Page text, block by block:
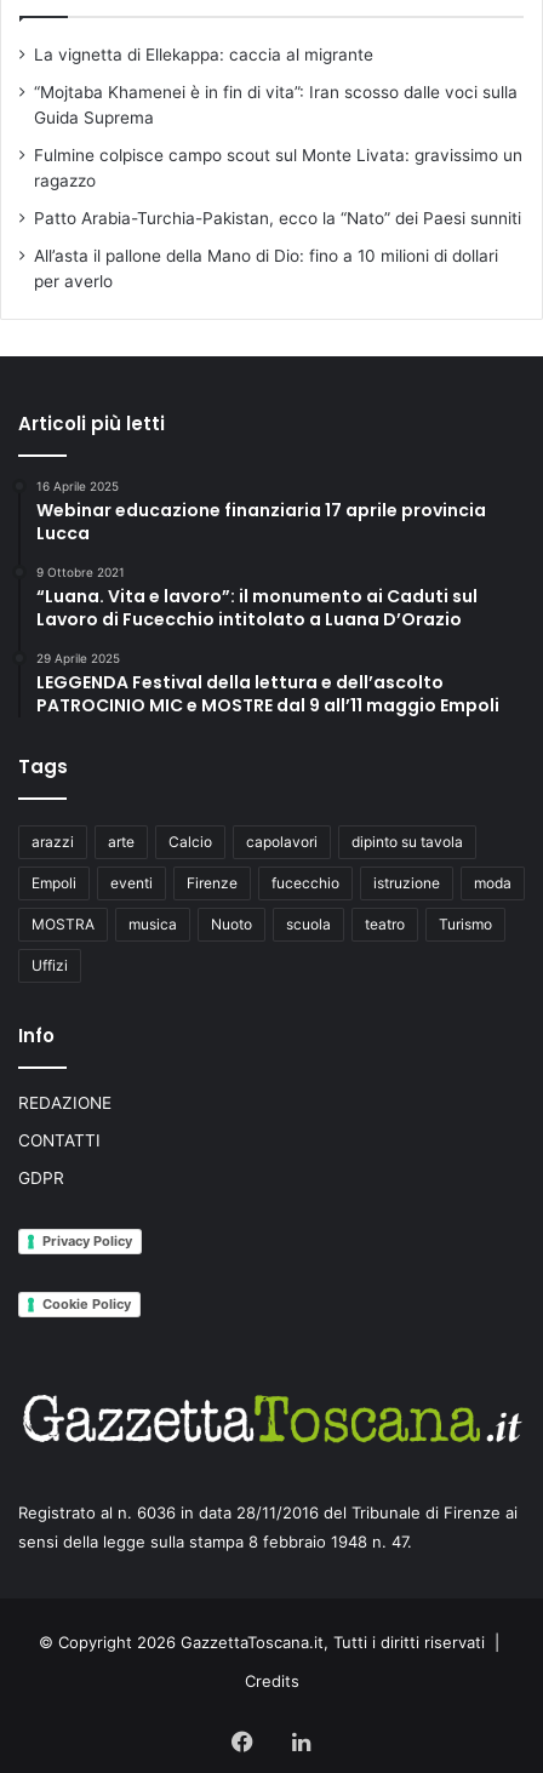
La vignetta di Ellekappa: caccia al migrante
“Mojtaba Khamenei è in fin di vita”: Iran scosso dalle voci sulla
Guida Suprema
Fulmine colpisce campo scout sul Monte Livata: gravissimo un
ragazzo
Patto Arabia-Turchia-Pakistan, ecco la “Nato” dei Paesi sunniti
All’asta il pallone della Mano di Dio: fino a 10 milioni di dollari
per averlo
Articoli più letti
16 Aprile 2025
Webinar educazione finanziaria 17 aprile provincia
Lucca
9 Ottobre 2021
“Luana. Vita e lavoro”: il monumento ai Caduti sul
Lavoro di Fucecchio intitolato a Luana D’Orazio
29 Aprile 2025
LEGGENDA Festival della lettura e dell’ascolto
PATROCINIO MIC e MOSTRE dal 9 all’11 maggio Empoli
Tags
arazzi arte Calcio capolavori dipinto su tavola
Empoli eventi Firenze fucecchio istruzione moda
MOSTRA musica Nuoto scuola teatro Turismo
Uffizi
Info
REDAZIONE
CONTATTI
GDPR
Privacy Policy
Cookie Policy
Registrato al n. 6036 in data 28/11/2016 del Tribunale di Firenze ai
sensi della legge sulla stampa 8 febbraio 1948 n. 47.
© Copyright 2026 GazzettaToscana.it, Tutti i diritti riservati |
Credits
FacebookLinkedIn